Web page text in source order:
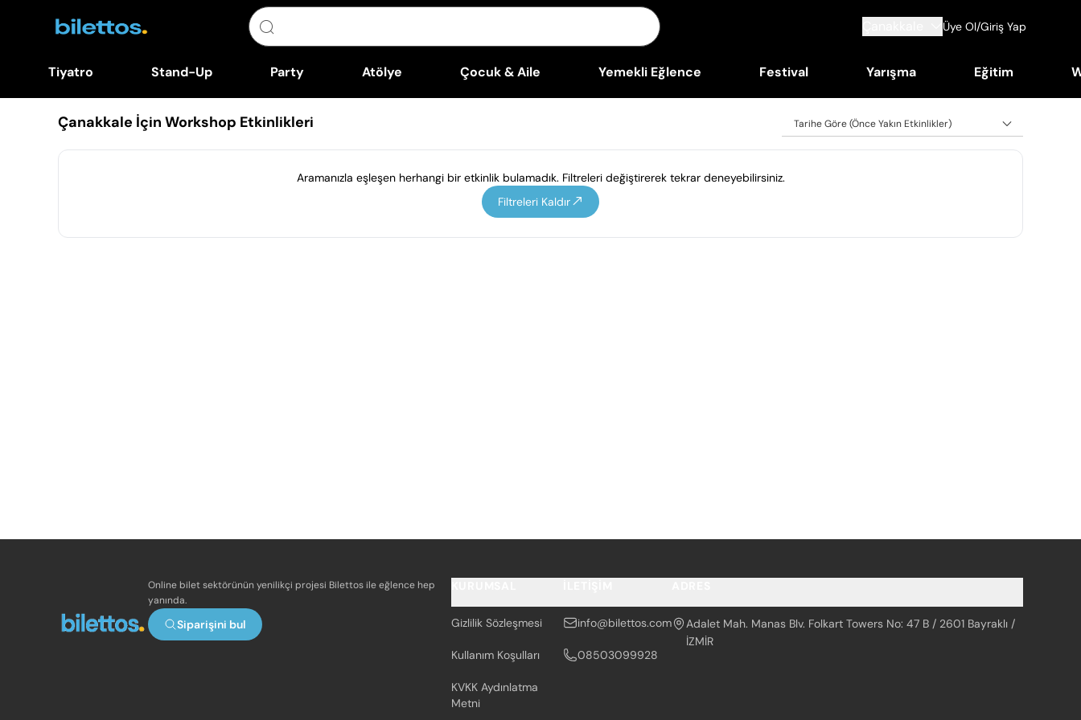
Üye Ol/Giriş Yap
Tiyatro Stand-Up Party Atölye Çocuk & Aile Yemekli Eğlence Festival Yarışma Eğitim
Çanakkale İçin Workshop Etkinlikleri Tarihe Göre (Önce Yakın Etkinlikler)
Aramanızla eşleşen herhangi bir etkinlik bulamadık. Filtreleri değiştirerek tekrar deneyebilirsiniz.
Filtreleri Kaldır
Online bilet sektörünün yenilikçi projesi Bilettos ile eğlence hep
yanında.
Siparişini bul Gizlilik Sözleşmesi
Kullanım Koşulları
KVKK Aydınlatma
Metni
info@bilettos.com
08503099928
Adalet Mah. Manas Blv. Folkart Towers No: 47 B / 2601 Bayraklı /
İZMİR